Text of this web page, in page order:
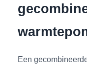
Een